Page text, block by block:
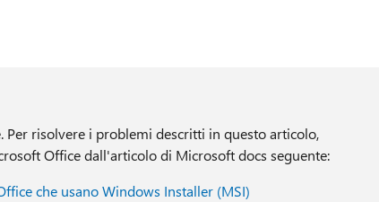
risolvere i problemi descritti in questo articolo,
Office dall'articolo di Microsoft docs seguente:
che usano Windows Installer (MSI)